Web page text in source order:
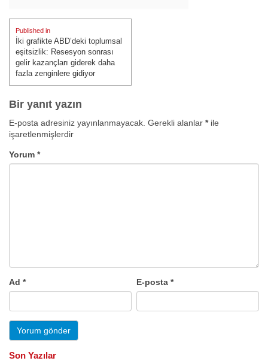
gezinmesi
Published in
İki grafikte ABD’deki toplumsal
eşitsizlik: Resesyon sonrası
gelir kazançları giderek daha
fazla zenginlere gidiyor
Bir yanıt yazın
E-posta adresiniz yayınlanmayacak. Gerekli alanlar *ile
işaretlenmişlerdir
Yorum *
Ad * E-posta*
Son Yazılar